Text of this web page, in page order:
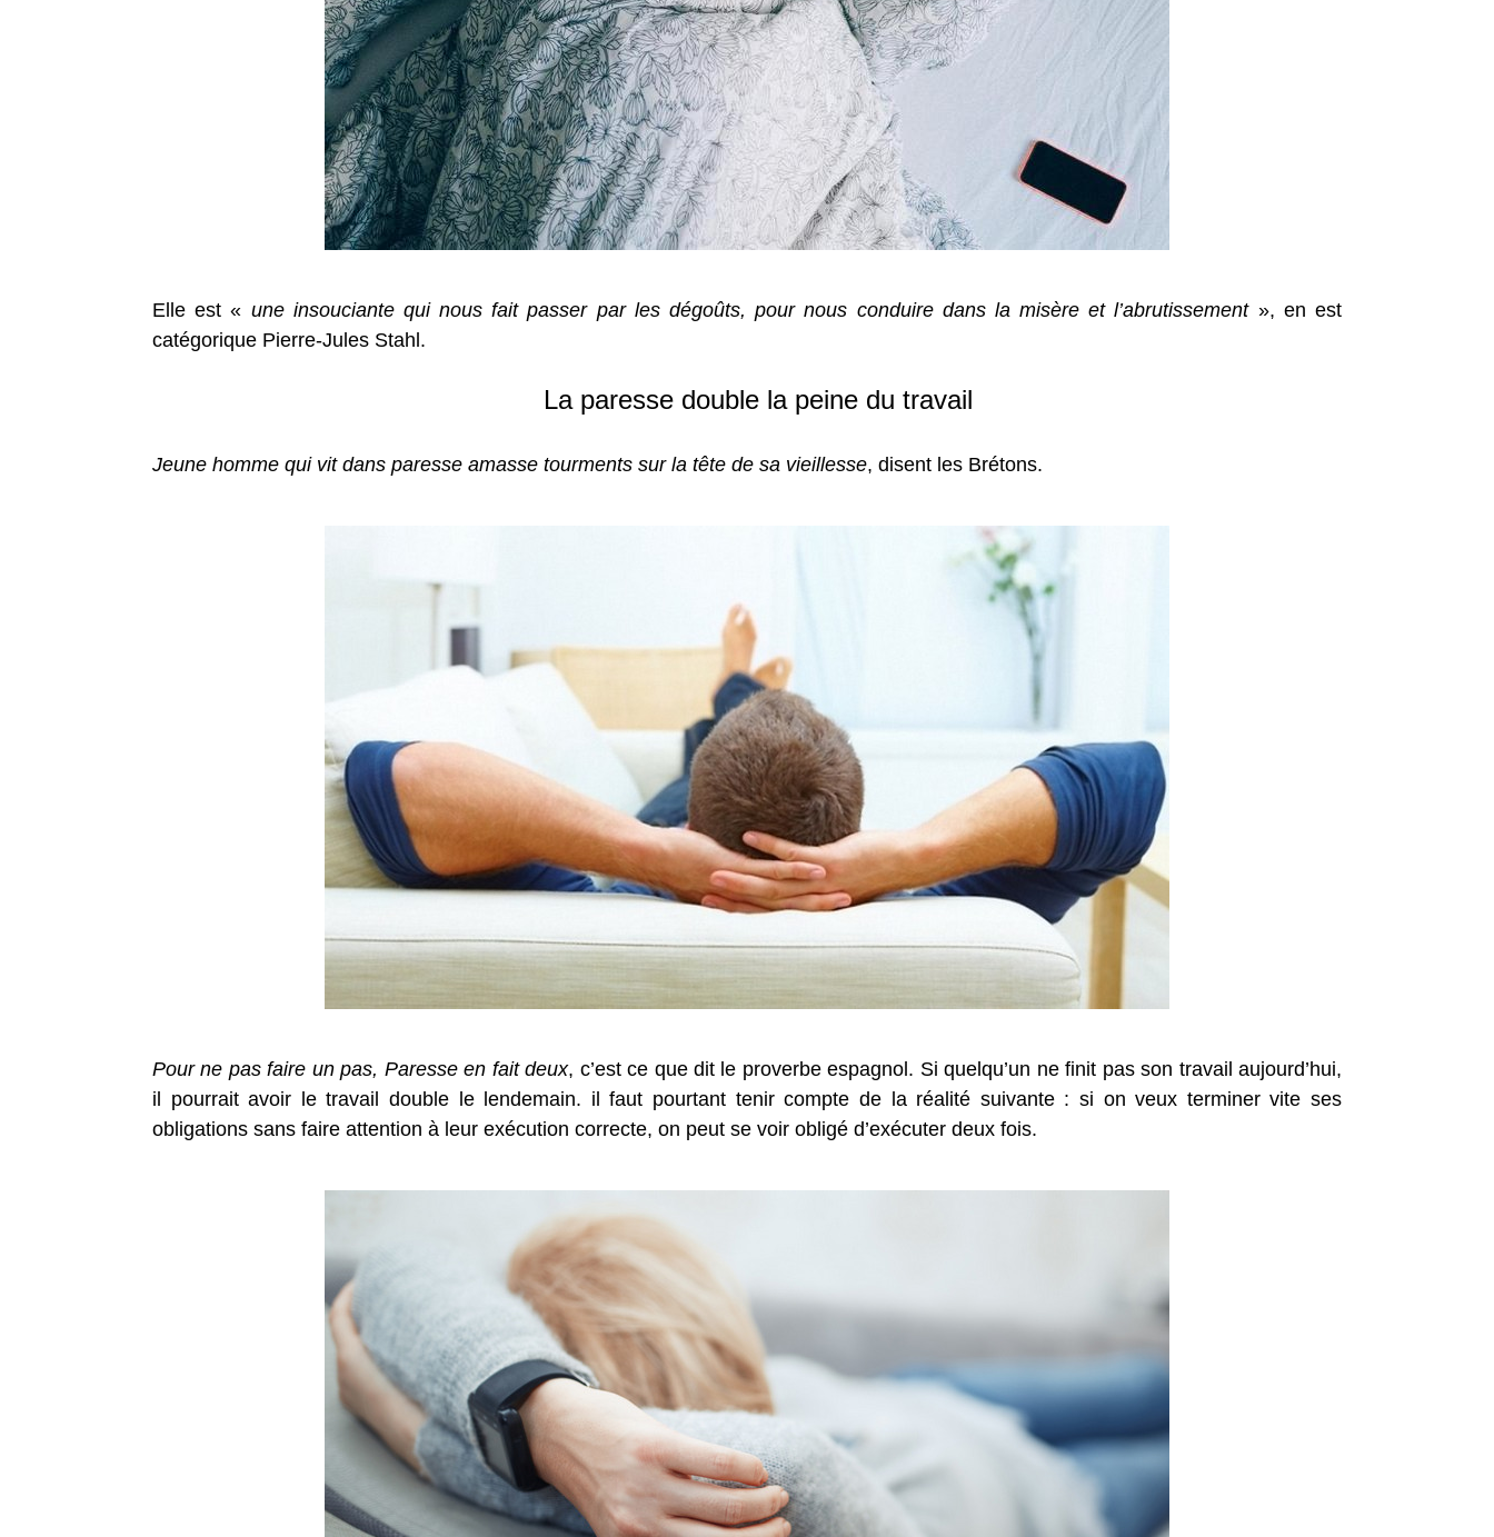
Elle est « une insouciante qui nous fait passer par les dégoûts, pour nous conduire dans la misère et l’abrutissement», en est
catégorique Pierre-Jules Stahl.
La paresse double la peine du travail
Jeune homme qui vit dans paresse amasse tourments sur la tête de sa vieillesse, disent les Brétons.
Pour ne pas faire un pas, Paresse en fait deux, c’est ce que dit le proverbe espagnol. Si quelqu’un ne finit pas son travail aujourd’hui,
il pourrait avoir le travail double le lendemain. il faut pourtant tenir compte de la réalité suivante : si on veux terminer vite ses
obligations sans faire attention à leur exécution correcte, on peut se voir obligé d’exécuter deux fois.